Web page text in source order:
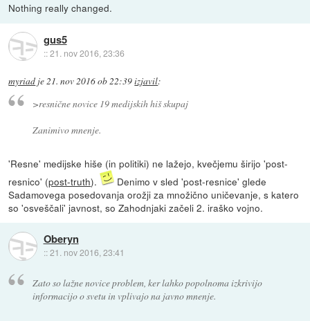
Nothing really changed.
gus5
::21. nov 2016, 23:36
myriad je 21. nov 2016 ob 22:39izjavil:
>resnične novice 19 medijskih hiš skupaj
Zanimivo mnenje.
'Resne' medijske hiše (in politiki) ne lažejo, kvečjemu širijo 'post-
resnico' (post-truth).
Denimo v sled 'post-resnice' glede
Sadamovega posedovanja orožji za množično uničevanje, s katero
so 'osveščali' javnost, so Zahodnjaki začeli 2. iraško vojno.
Oberyn
::21. nov 2016, 23:41
Zato so lažne novice problem, ker lahko popolnoma izkrivijo
informacijo o svetu in vplivajo na javno mnenje.